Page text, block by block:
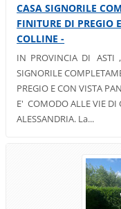
CASA SIGNORILE
FINITURE DI PREGIO
COLLINE -
IN PROVINCIA DI ASTI
SIGNORILE
PREGIO E CON VISTA
E' COMODO ALLE VIE DI
ALESSANDRIA. La...